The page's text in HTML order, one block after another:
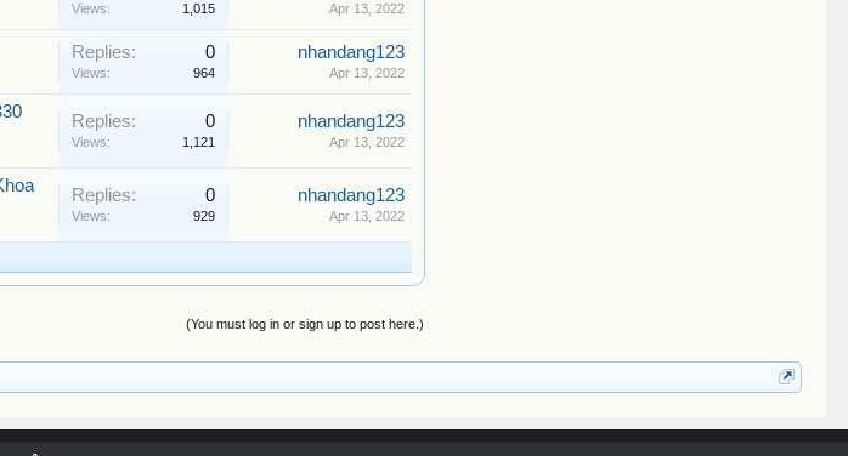
Views: 1,015 Apr 13, 2022
Replies: 0
Views: 964
nhandang123
Apr 13, 2022
Replies: 0
Views: 1,121
nhandang123
Apr 13, 2022
Replies: 0
Views: 929
nhandang123
Apr 13, 2022
(You must log in or sign up to post here.)